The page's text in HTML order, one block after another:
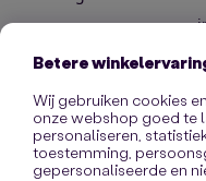
Betere
Wij gebruiken cookies
onze webshop goed te
personaliseren,
toestemming,
gepersonaliseerde en